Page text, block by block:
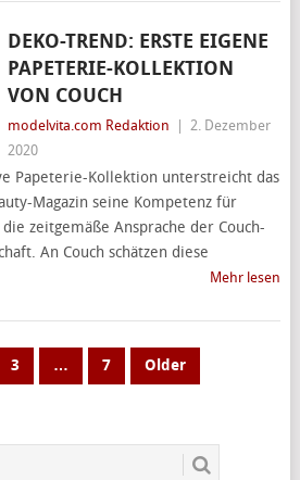
DEKO-TREND: ERSTE EIGENE
PAPETERIE-KOLLEKTION
VON COUCH
modelvita.com Redaktion
2. Dezember
2020
Papeterie-Kollektion unterstreicht das
Magazin seine Kompetenz für
zeitgemäße Ansprache der Couch-
An Couch schätzen diese
Mehr lesen
3 … 7 Older